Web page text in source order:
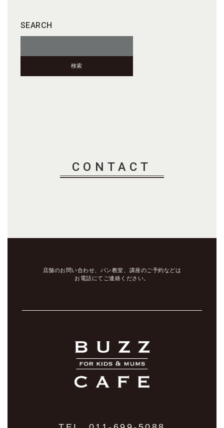
SEARCH
CONTACT
店舗のお問い合わせ、パン教室、講座のご予約などは
お電話にてご連絡ください。